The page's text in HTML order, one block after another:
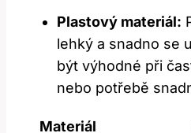
Plastový materiál:
lehký a snadno se
být výhodné při
nebo potřebě
Materiál